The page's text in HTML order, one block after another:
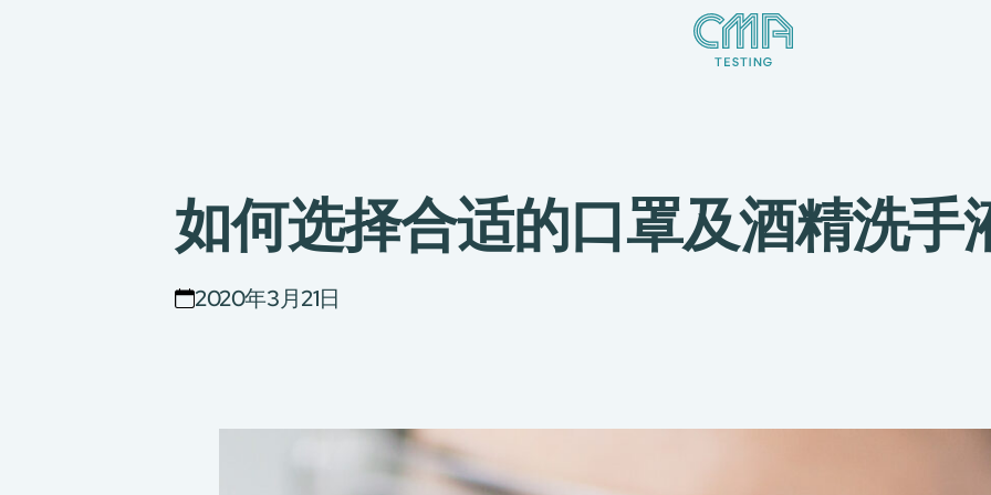
如何选择合适的口罩及酒精洗手
2020年3月21日